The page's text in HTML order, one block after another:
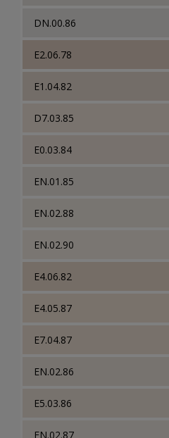
DN.00.86
E2.06.78
E1.04.82
D7.03.85
E0.03.84
EN.01.85
EN.02.88
EN.02.90
E4.06.82
E4.05.87
E7.04.87
EN.02.86
E5.03.86
EN.02.87